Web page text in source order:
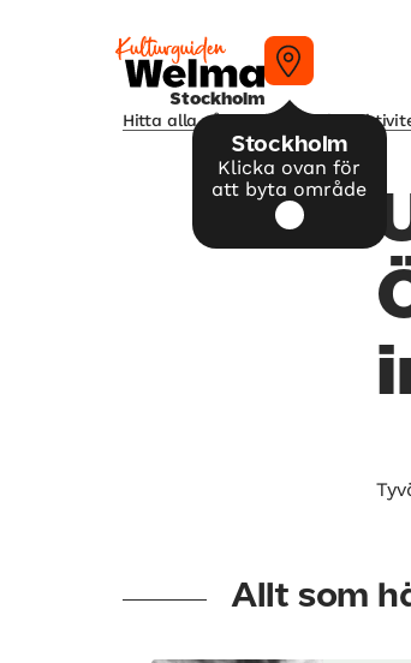
Stockholm
Stockholm
Klicka ovan för
att byta område
Hitta alla våra tips på
Allt som